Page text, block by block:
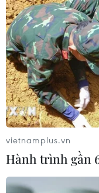
Phó Tổng Biên tập:
THỦY
Sở hữu trí tuệ
RSS
Ngôn ngữ
Dịch vụ tin
Liên hệ
vietnamplus.vn
Hành trình gần